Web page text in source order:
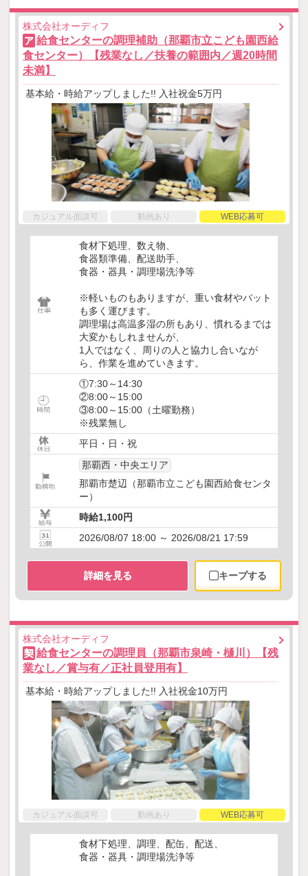
株式会社オーディフ
ア 給食センターの調理補助（那覇市立こども園西給
食センター）【残業なし／扶養の範囲内／週20時間
未満】
基本給・時給アップしました!! 入社祝金5万円
カジュアル面談可 動画あり WEB応募可
食材下処理、数え物、
食器類準備、配送助手、
食器・器具・調理場洗浄等
※軽いものもありますが、重い食材やバット
も多く運びます。
調理場は高温多湿の所もあり、慣れるまでは
大変かもしれませんが、
1人ではなく、周りの人と協力し合いなが
ら、作業を進めていきます。
①7:30～14:30
②8:00～15:00
③8:00～15:00（土曜勤務）
※残業無し
平日・日・祝
那覇西・中央エリア
那覇市楚辺（那覇市立こども園西給食センタ
ー）
時給1,100円
2026/08/07 18:00 ～ 2026/08/21 17:59
詳細を見る キープする
株式会社オーディフ
契 給食センターの調理員（那覇市泉崎・樋川）【残
業なし／賞与有／正社員登用有】
基本給・時給アップしました!! 入社祝金10万円
カジュアル面談可 動画あり WEB応募可
食材下処理、調理、配缶、配送、
食器・器具・調理場洗浄等